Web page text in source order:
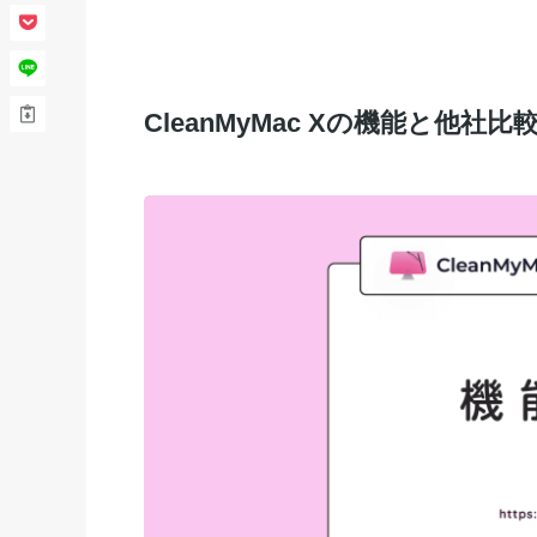
CleanMyMac Xの機能と他社比